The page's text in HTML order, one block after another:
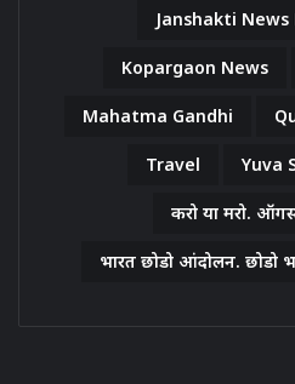
Janshakti
Kopargaon News
Mahatma Gandhi
Travel Yuva
करो या मरो.
भारत छोडो आंदोलन. छोडो